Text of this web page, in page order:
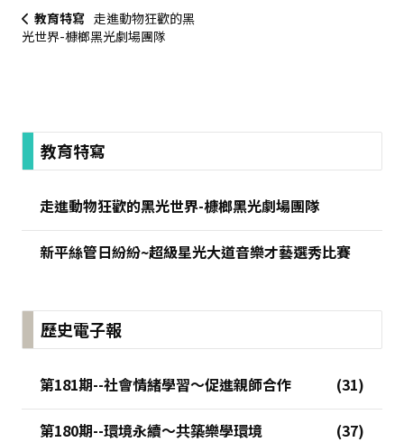
教育特寫 走進動物狂歡的黑
光世界-槺榔黑光劇場團隊
:::教育特寫
走進動物狂歡的黑光世界-槺榔黑光劇場團隊
新平絲管日紛紛~超級星光大道音樂才藝選秀比賽
歷史電子報
第181期--社會情緒學習～促進親師合作
第180期--環境永續～共築樂學環境